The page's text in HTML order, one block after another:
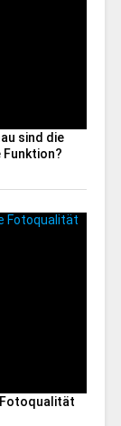
sind die
Funktion?
Fotoqualität